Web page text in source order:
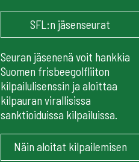
SFL:n jäsenseurat
Seuran jäsenenä voit hankkia
Suomen frisbeegolfliiton
kilpailulisenssin ja aloittaa
kilpauran virallisissa
sanktioiduissa kilpailuissa.
Näin aloitat kilpailemisen